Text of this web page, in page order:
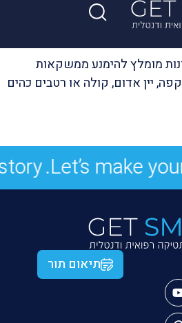
מומלץ להימנע ממשקאות
יין אדום, קולה או רטבים כהים
Let’s make
תיאום תור